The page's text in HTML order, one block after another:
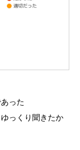
った
っくり聞きたか